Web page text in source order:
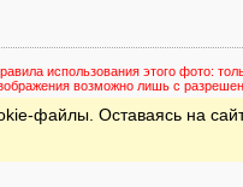
использования этого фото:
возможно лишь с
файлы. Оставаясь на